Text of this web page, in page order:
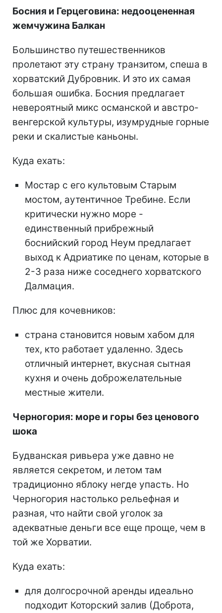
Босния и Герцеговина: недооцененная
жемчужина Балкан
Большинство путешественников
пролетают эту страну транзитом, спеша в
хорватский Дубровник. И это их самая
большая ошибка. Босния предлагает
невероятный микс османской и австро-
венгерской культуры, изумрудные горные
реки и скалистые каньоны.
Куда ехать:
Мостар с его культовым Старым
мостом, аутентичное Требине. Если
критически нужно море -
единственный прибрежный
боснийский город Неум предлагает
выход к Адриатике по ценам, которые в
2-3 раза ниже соседнего хорватского
Далмация.
Плюс для кочевников:
страна становится новым хабом для
тех, кто работает удаленно. Здесь
отличный интернет, вкусная сытная
кухня и очень доброжелательные
местные жители.
Черногория: море и горы без ценового
шока
Будванская ривьера уже давно не
является секретом, и летом там
традиционно яблоку негде упасть. Но
Черногория настолько рельефная и
разная, что найти свой уголок за
адекватные деньги все еще проще, чем в
той же Хорватии.
Куда ехать:
для долгосрочной аренды идеально
подходит Которский залив (Доброта,